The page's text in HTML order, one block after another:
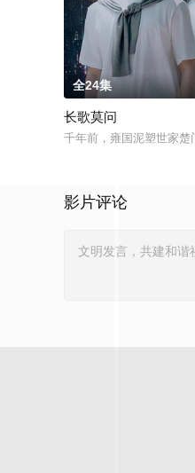
全24集
长歌莫问
千年前，雍国泥塑世家楚
影片评论